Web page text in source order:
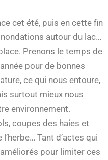
cet été, puis en cette fin
autour du lac…
Prenons le temps de
pour de bonnes
ce qui nous entoure,
surtout mieux nous
environnement.
coupes des haies et
Tant d’actes qui
pour limiter ces